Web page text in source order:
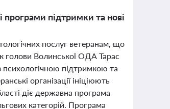
програми підтримки та нові
послуг ветеранам, що
голови Волинської ОДА Тарас
підтримкою та
організації ініціюють
діє державна програма
категорій. Програма